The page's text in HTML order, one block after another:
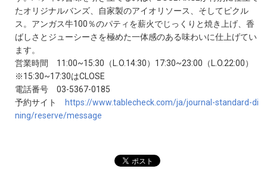
たオリジナルバンズ、自家製のアイオリソース、そしてピクル
ス。アンガス牛100％のパティを薪火でじっくりと焼き上げ、香
ばしさとジューシーさを極めた一体感のある味わいに仕上げてい
ます。
営業時間 11:00~15:30（L.O.14:30）17:30~23:00（L.O.22:00）
※15:30~17:30はCLOSE
電話番号 03-5367-0185
予約サイト
https://www.tablecheck.com/ja/journal-standard-di
ning/reserve/message